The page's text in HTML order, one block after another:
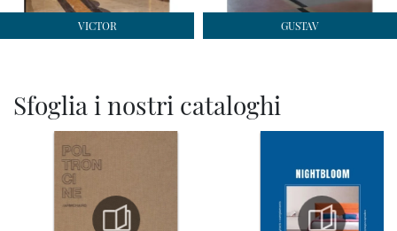
VICTOR GUSTAV
Sfoglia i nostri cataloghi